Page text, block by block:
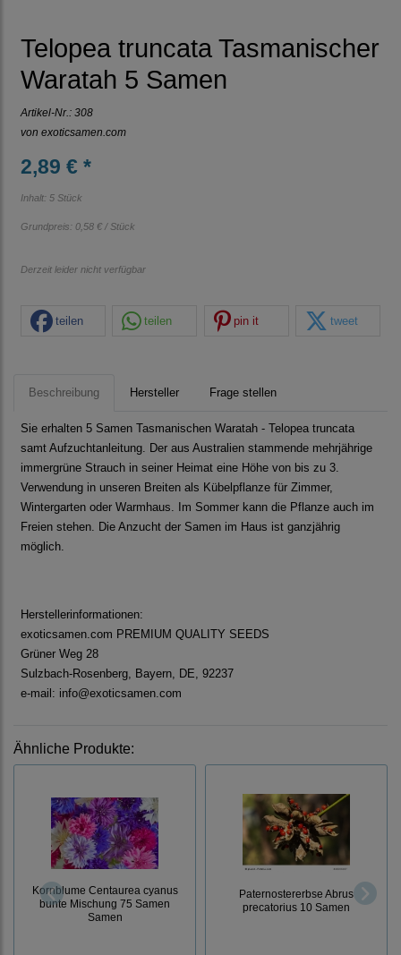
Telopea truncata Tasmanischer
Waratah 5 Samen
Artikel-Nr.: 308
von exoticsamen.com
2,89 € *
Inhalt: 5 Stück
Grundpreis: 0,58 € / Stück
Derzeit leider nicht verfügbar
teilen teilen pin it tweet
Beschreibung Hersteller Frage stellen
Sie erhalten 5 Samen Tasmanischen Waratah - Telopea truncata
samt Aufzuchtanleitung. Der aus Australien stammende mehrjährige
immergrüne Strauch in seiner Heimat eine Höhe von bis zu 3.
Verwendung in unseren Breiten als Kübelpflanze für Zimmer,
Wintergarten oder Warmhaus. Im Sommer kann die Pflanze auch im
Freien stehen. Die Anzucht der Samen im Haus ist ganzjährig
möglich.
Herstellerinformationen:
exoticsamen.com PREMIUM QUALITY SEEDS
Grüner Weg 28
Sulzbach-Rosenberg, Bayern, DE, 92237
e-mail: info@exoticsamen.com
Ähnliche Produkte:
Kornblume Centaurea cyanus
bunte Mischung 75 Samen
Samen
Paternostererbse Abrus
precatorius 10 Samen